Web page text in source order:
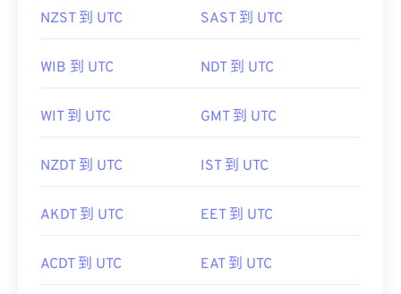
NZST 到 UTC SAST 到 UTC
WIB 到 UTC NDT 到 UTC
WIT 到 UTC GMT 到 UTC
NZDT 到 UTC IST 到 UTC
AKDT 到 UTC EET 到 UTC
ACDT 到 UTC EAT 到 UTC